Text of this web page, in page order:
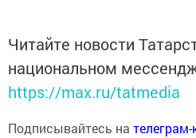
Читайте новости
национальном
https://max.ru/tatmedia
Подписывайтесь на